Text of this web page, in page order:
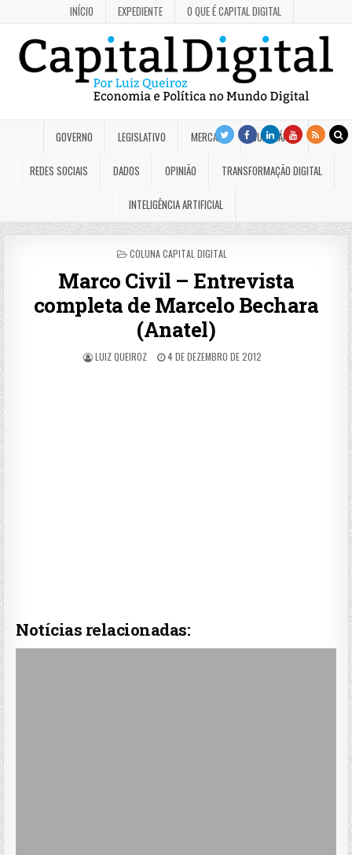
INÍCIO EXPEDIENTE O QUE É CAPITAL DIGITAL
GOVERNO LEGISLATIVO MERCADO JUDICIÁRIO
REDES SOCIAIS DADOS OPINIÃO TRANSFORMAÇÃO DIGITAL
INTELIGÊNCIA ARTIFICIAL
POSTED
COLUNA CAPITAL DIGITAL
Marco Civil – Entrevista
completa de Marcelo Bechara
(Anatel)
LUIZ QUEIROZ 4 DE DEZEMBRO DE 2012
Notícias relacionadas: